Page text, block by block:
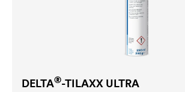
DELTA®-TILAXX ULTRA